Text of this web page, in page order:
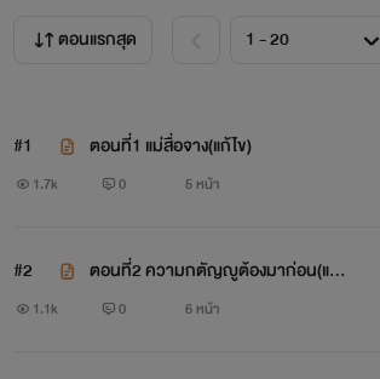
ตอนแรกสุด
#1 ตอนที่1 แม่สื่อจาง(แก้ไข)
1.7k 0 5 หน้า
#2
ตอนที่2 ความกตัญญูต้องมาก่อน(แก้ไ
ข)
1.1k 0 6 หน้า